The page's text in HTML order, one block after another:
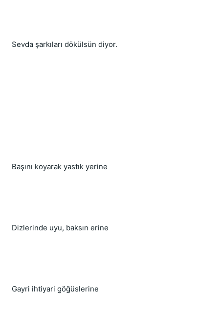
Sevda şarkıları dökülsün diyor.
Başını koyarak yastık yerine
Dizlerinde uyu, baksın erine
Gayri ihtiyari göğüslerine